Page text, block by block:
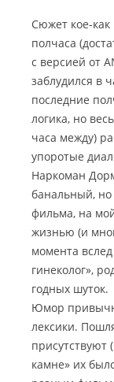
Сюжет кое-
полчаса
с версией от
заблудился в
последние
логика, но
часа между)
упоротые
Наркоман
банальный,
фильма, на
жизнью (и
момента
гинеколог»,
годных шуток.
Юмор
лексики.
присутствуют
камне» их